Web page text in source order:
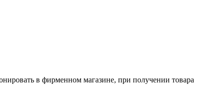
в фирменном магазине, при получении товара